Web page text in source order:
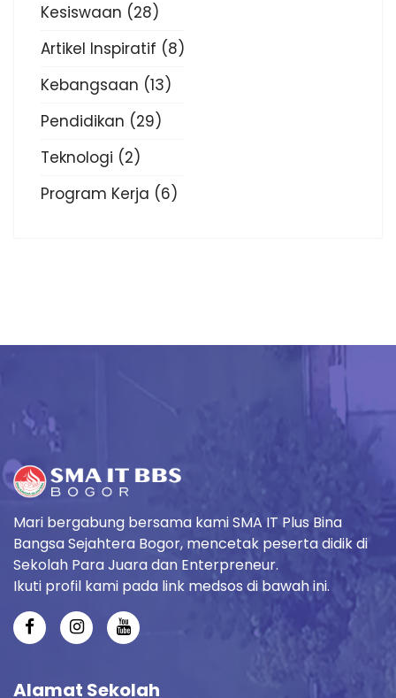
Kesiswaan (28)
Artikel Inspiratif (8)
Kebangsaan (13)
Pendidikan (29)
Teknologi (2)
Program Kerja (6)
Mari bergabung bersama kami SMA IT Plus Bina
Bangsa Sejahtera Bogor, mencetak peserta didik di
Sekolah Para Juara dan Enterpreneur.
Ikuti profil kami pada link medsos di bawah ini.
Alamat Sekolah